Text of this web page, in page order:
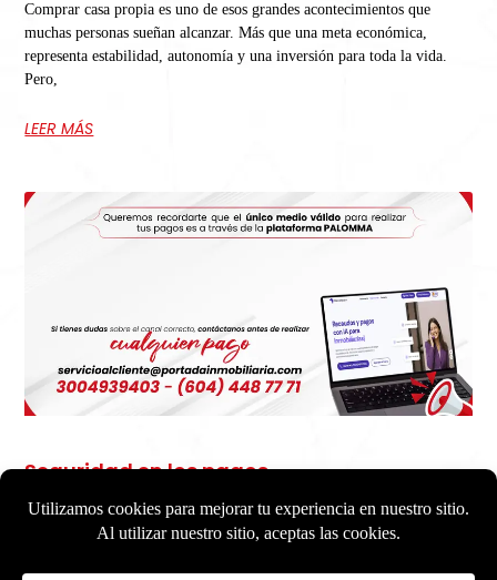
Comprar casa propia es uno de esos grandes acontecimientos que
muchas personas sueñan alcanzar. Más que una meta económica,
representa estabilidad, autonomía y una inversión para toda la vida.
Pero,
LEER MÁS
Seguridad en los pagos
Seguridad en los pagos: una prioridad en el sector inmobiliario En el
negocio inmobiliario, se manejan pagos mensuales, inversiones
garantizan la reputación de una inmobiliaria, la seguridad en las